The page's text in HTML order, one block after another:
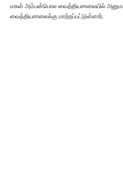
மகள் அம்பன்பொல வைத்தியசாலையில்
வைத்தியசாலைக்கு மாற்றப்பட்டுள்ளார்.